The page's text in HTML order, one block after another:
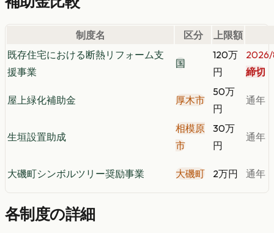
制度名 区分
上限額
既存住宅における断熱リフォーム支
援事業
国
120万
円
2026/
締切
屋上緑化補助金 厚木市
50万
円
通年
生垣設置助成
相模原
市
30万
円
通年
大磯町シンボルツリー奨励事業 大磯町 2万円 通年
各制度の詳細